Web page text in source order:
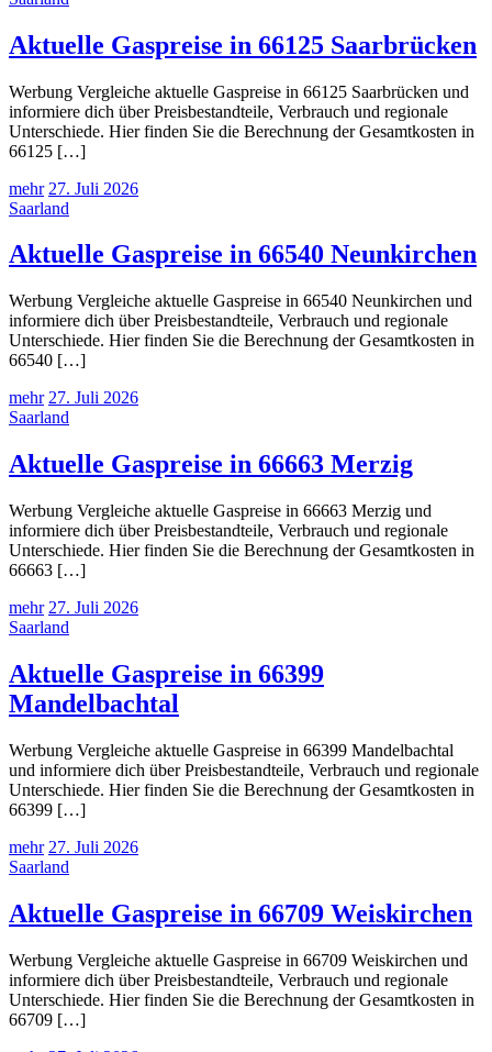
Aktuelle Gaspreise in 66125 Saarbrücken
Werbung Vergleiche aktuelle Gaspreise in 66125 Saarbrücken und
informiere dich über Preisbestandteile, Verbrauch und regionale
Unterschiede. Hier finden Sie die Berechnung der Gesamtkosten in
66125 […]
mehr 27. Juli 2026
Saarland
Aktuelle Gaspreise in 66540 Neunkirchen
Werbung Vergleiche aktuelle Gaspreise in 66540 Neunkirchen und
informiere dich über Preisbestandteile, Verbrauch und regionale
Unterschiede. Hier finden Sie die Berechnung der Gesamtkosten in
66540 […]
mehr 27. Juli 2026
Saarland
Aktuelle Gaspreise in 66663 Merzig
Werbung Vergleiche aktuelle Gaspreise in 66663 Merzig und
informiere dich über Preisbestandteile, Verbrauch und regionale
Unterschiede. Hier finden Sie die Berechnung der Gesamtkosten in
66663 […]
mehr 27. Juli 2026
Saarland
Aktuelle Gaspreise in 66399
Mandelbachtal
Werbung Vergleiche aktuelle Gaspreise in 66399 Mandelbachtal
und informiere dich über Preisbestandteile, Verbrauch und regionale
Unterschiede. Hier finden Sie die Berechnung der Gesamtkosten in
66399 […]
mehr 27. Juli 2026
Saarland
Aktuelle Gaspreise in 66709 Weiskirchen
Werbung Vergleiche aktuelle Gaspreise in 66709 Weiskirchen und
informiere dich über Preisbestandteile, Verbrauch und regionale
Unterschiede. Hier finden Sie die Berechnung der Gesamtkosten in
66709 […]